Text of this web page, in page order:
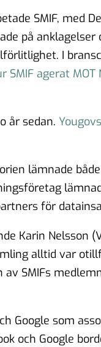
SMIF, med
på
I
SMIF agerat
år sedan.
lämnade
för
Karin Nelsson
alltid var
av SMIFs
Google som
och Google